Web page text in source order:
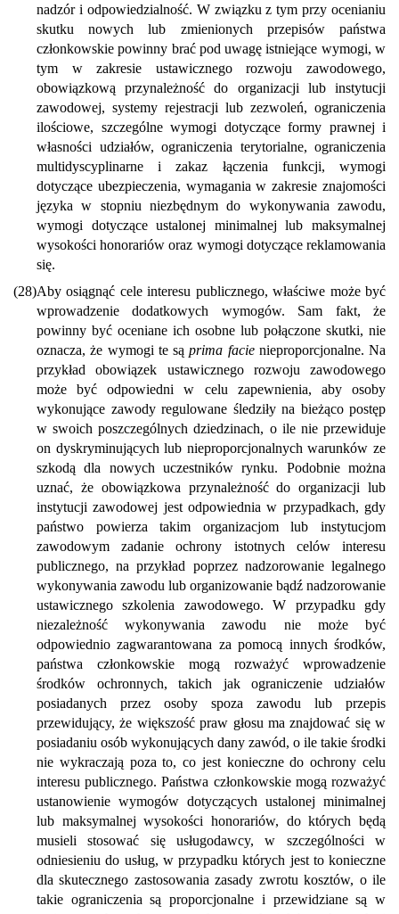
nadzór i odpowiedzialność. W związku z tym przy ocenianiu
skutku nowych lub zmienionych przepisów państwa
członkowskie powinny brać pod uwagę istniejące wymogi, w
tym w zakresie ustawicznego rozwoju zawodowego,
obowiązkową przynależność do organizacji lub instytucji
zawodowej, systemy rejestracji lub zezwoleń, ograniczenia
ilościowe, szczególne wymogi dotyczące formy prawnej i
własności udziałów, ograniczenia terytorialne, ograniczenia
multidyscyplinarne i zakaz łączenia funkcji, wymogi
dotyczące ubezpieczenia, wymagania w zakresie znajomości
języka w stopniu niezbędnym do wykonywania zawodu,
wymogi dotyczące ustalonej minimalnej lub maksymalnej
wysokości honorariów oraz wymogi dotyczące reklamowania
się.
(28)Aby osiągnąć cele interesu publicznego, właściwe może być
wprowadzenie dodatkowych wymogów. Sam fakt, że
powinny być oceniane ich osobne lub połączone skutki, nie
oznacza, że wymogi te sąprima facienieproporcjonalne. Na
przykład obowiązek ustawicznego rozwoju zawodowego
może być odpowiedni w celu zapewnienia, aby osoby
wykonujące zawody regulowane śledziły na bieżąco postęp
w swoich poszczególnych dziedzinach, o ile nie przewiduje
on dyskryminujących lub nieproporcjonalnych warunków ze
szkodą dla nowych uczestników rynku. Podobnie można
uznać, że obowiązkowa przynależność do organizacji lub
instytucji zawodowej jest odpowiednia w przypadkach, gdy
państwo powierza takim organizacjom lub instytucjom
zawodowym zadanie ochrony istotnych celów interesu
publicznego, na przykład poprzez nadzorowanie legalnego
wykonywania zawodu lub organizowanie bądź nadzorowanie
ustawicznego szkolenia zawodowego. W przypadku gdy
niezależność wykonywania zawodu nie może być
odpowiednio zagwarantowana za pomocą innych środków,
państwa członkowskie mogą rozważyć wprowadzenie
środków ochronnych, takich jak ograniczenie udziałów
posiadanych przez osoby spoza zawodu lub przepis
przewidujący, że większość praw głosu ma znajdować się w
posiadaniu osób wykonujących dany zawód, o ile takie środki
nie wykraczają poza to, co jest konieczne do ochrony celu
interesu publicznego. Państwa członkowskie mogą rozważyć
ustanowienie wymogów dotyczących ustalonej minimalnej
lub maksymalnej wysokości honorariów, do których będą
musieli stosować się usługodawcy, w szczególności w
odniesieniu do usług, w przypadku których jest to konieczne
dla skutecznego zastosowania zasady zwrotu kosztów, o ile
takie ograniczenia są proporcjonalne i przewidziane są w